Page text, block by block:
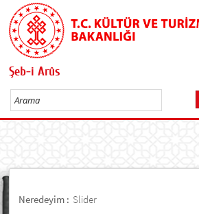
Şeb-i Arûs
Neredeyim : Slider